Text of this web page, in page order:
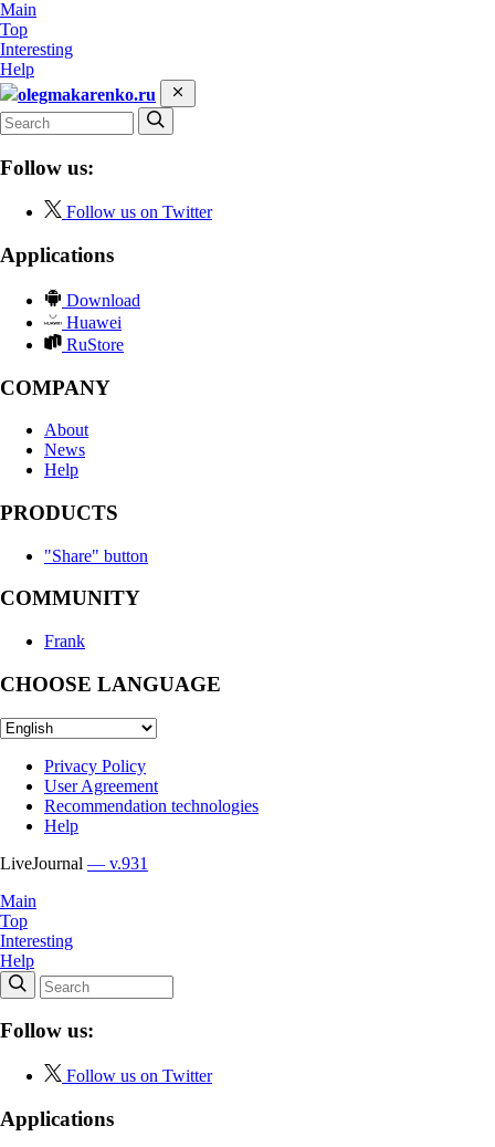
Main
Top
Interesting
Help
olegmakarenko.ru
Follow us:
Follow us on Twitter
Applications
Download
Huawei
RuStore
COMPANY
About
News
Help
PRODUCTS
"Share" button
COMMUNITY
Frank
CHOOSE LANGUAGE
Privacy Policy
User Agreement
Recommendation technologies
Help
LiveJournal — v.931
Main
Top
Interesting
Help
Follow us:
Follow us on Twitter
Applications